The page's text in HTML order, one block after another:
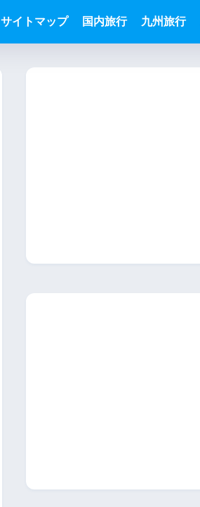
サイトマップ 国内旅行 九州旅行